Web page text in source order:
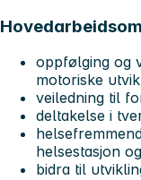
oppfølging og
motoriske
veiledning til
deltakelse i
helsestasjon
bidra til